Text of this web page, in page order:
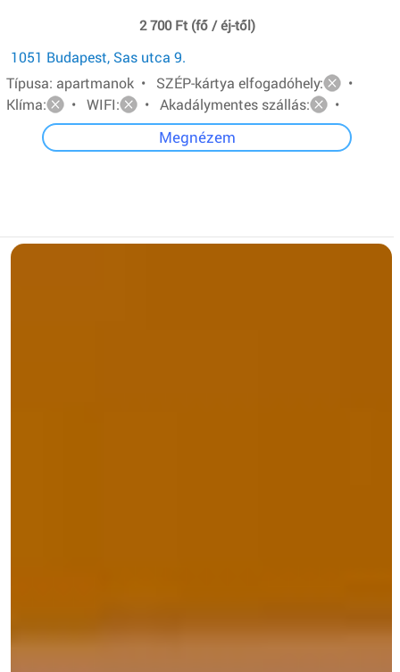
2 700 Ft (fő / éj-től)
1051 Budapest, Sas utca 9.
Típusa: apartmanok • SZÉP-kártya elfogadóhely:
•
Klíma:
• WIFI: • Akadálymentes szállás: •
Megnézem